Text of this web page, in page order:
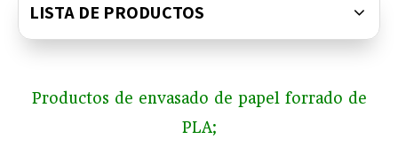
LISTA DE PRODUCTOS
Productos de envasado de papel forrado de
PLA;